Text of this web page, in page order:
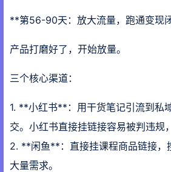
**第56-90天：放大流量，跑通变现
产品打磨好了，开始放量。
三个核心渠道：
1. **小红书**：用干货笔记引流到私
交。小红书直接挂链接容易被判违规
2. **闲鱼**：直接挂课程商品链接，
大量需求。